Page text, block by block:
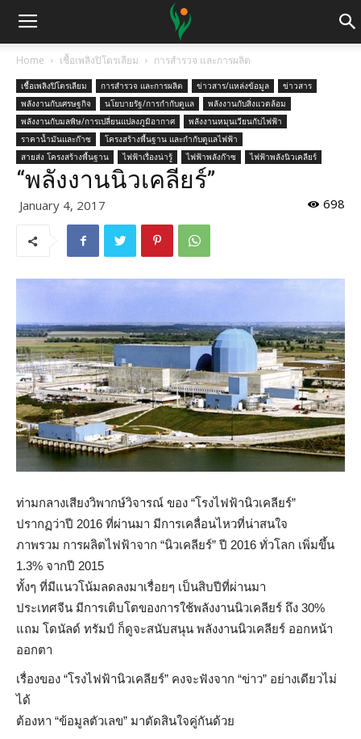
Home เชื้อเพลิงปิโตรเลียม การสำรวจ และการผลิต
เชื้อเพลิงปิโตรเลียม การสำรวจ และการผลิต ข่าวสาร/แหล่งข้อมูล
ข่าวสาร
พลังงานกับเศรษฐกิจ
นโยบายรัฐ/การกำกับดูแล
พลังงานกับสิ่งแวดล้อม
พลังงานกับมลพิษ/การเปลี่ยนแปลงภูมิอากาศ
พลังงานหมุนเวียนกับไฟฟ้า
ราคาน้ำมันและก๊าซ
โครงสร้างพื้นฐาน และกำกับดูแลไฟฟ้า
สายส่ง โครงสร้างพื้นฐาน
ไฟฟ้าเรื่องน่ารู้ ไฟฟ้าพลังก๊าซ ไฟฟ้าพลังนิวเคลียร์
“พลังงานนิวเคลียร์”
January 4, 2017 698
ท่ามกลางเสียงวิพากษ์วิจารณ์ ของ “โรงไฟฟ้านิวเคลียร์”
ปรากฏว่าปี 2016 ที่ผ่านมา มีการเคลื่อนไหวที่น่าสนใจ
ภาพรวม การผลิตไฟฟ้าจาก “นิวเคลียร์” ปี 2016 ทั่วโลก เพิ่มขึ้น
1.3% จากปี 2015
ทั้งๆ ที่มีแนวโน้มลดลงมาเรื่อยๆ เป็นสิบปีที่ผ่านมา
ประเทศจีน มีการเติบโตของการใช้พลังงานนิวเคลียร์ ถึง 30%
แถม โดนัลด์ ทรัมป์ ก็ดูจะสนับสนุน พลังงานนิวเคลียร์ ออกหน้า
ออกตา
เรื่องของ “โรงไฟฟ้านิวเคลียร์” คงจะฟังจาก “ข่าว” อย่างเดียวไม่
ได้
ต้องหา “ข้อมูลตัวเลข” มาตัดสินใจคู่กันด้วย